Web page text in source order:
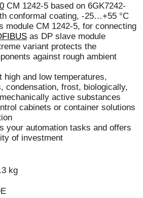
CM 1242-5 based on 6GK7242-
conformal coating, -25…+55 °C
module CM 1242-5, for connecting
as DP slave module
variant protects the
against rough ambient
high and low temperatures,
condensation, frost, biologically,
active substances
cabinets or container solutions
your automation tasks and offers
of investment
kg